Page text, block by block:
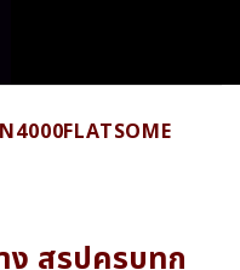
ง สรุปครบทุก